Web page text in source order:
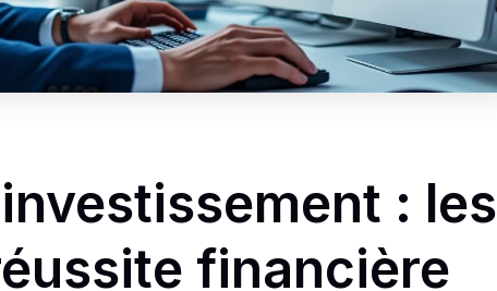
: les
financière